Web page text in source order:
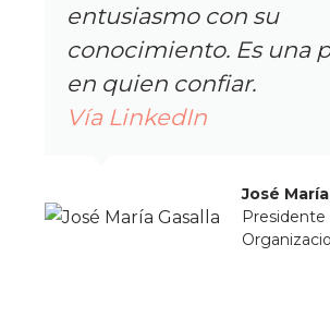
entusiasmo con su
conocimiento. Es una
en quien confiar.
Vía LinkedIn
José
Presidente